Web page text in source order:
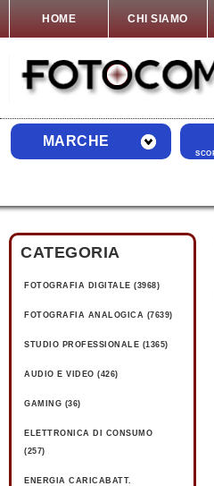
HOME CHI SIAMO
MARCHE
CATEGORIA
FOTOGRAFIA DIGITALE (3968)
FOTOGRAFIA ANALOGICA (7639)
STUDIO PROFESSIONALE (1365)
AUDIO E VIDEO (426)
GAMING (36)
ELETTRONICA DI CONSUMO
(257)
ENERGIA CARICABATT.